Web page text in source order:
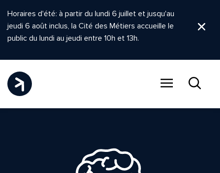
Horaires d'été: à partir du lundi 6 juillet et jusqu'au
jeudi 6 août inclus, la Cité des Métiers accueille le
public du lundi au jeudi entre 10h et 13h.